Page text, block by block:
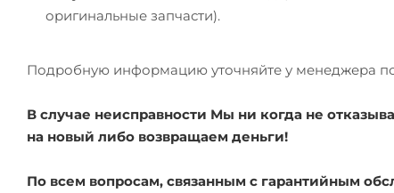
оригинальные запчасти).
Подробную информацию уточняйте у менеджера
В случае неисправности Мы ни когда не
на новый либо возвращаем деньги!
По всем вопросам, связанным с гарантийным